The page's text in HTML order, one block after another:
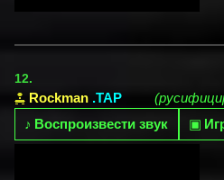
12.
Rockman .TAP
♪ Воспроизвести звук ▣